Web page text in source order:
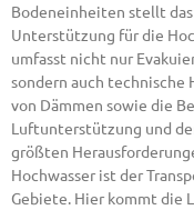
Bodeneinheiten stellt
Unterstützung für die
umfasst nicht nur
sondern auch technische
von Dämmen sowie die
Luftunterstützung und
größten
Hochwasser ist der
Gebiete. Hier kommt die